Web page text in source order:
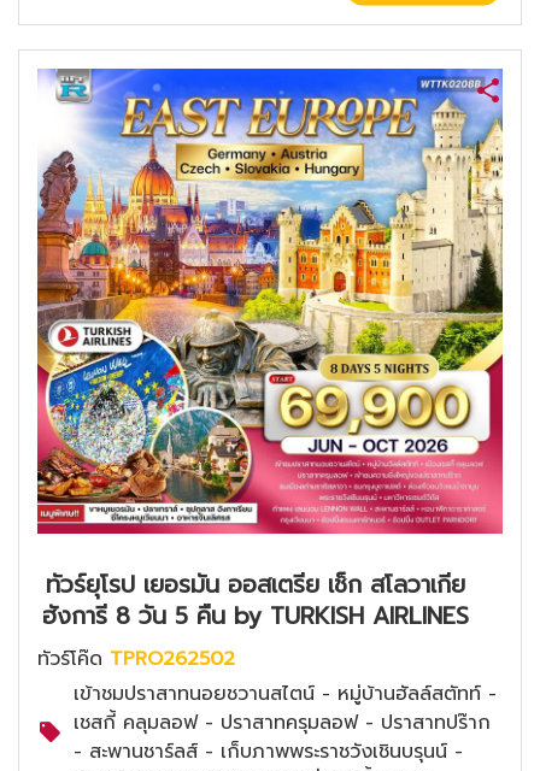
ทัวร์ยุโรป เยอรมัน ออสเตรีย เช็ก สโลวาเกีย
ฮังการี 8 วัน 5 คืน by TURKISH AIRLINES
ทัวร์โค๊ด TPRO262502
เข้าชมปราสาทนอยชวานสไตน์ - หมู่บ้านฮัลล์สตัทท์ -
เชสกี้ คลุมลอฟ - ปราสาทครุมลอฟ - ปราสาทปร๊าก
- สะพานชาร์ลส์ - เก็บภาพพระราชวังเชินบรุนน์ -